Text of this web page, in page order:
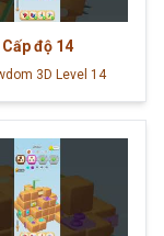
Cấp độ 14
3D Level 14